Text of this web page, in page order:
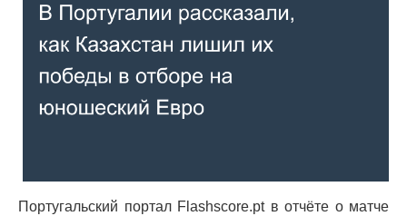
Португальский портал Flashscore.pt в отчёте о матче